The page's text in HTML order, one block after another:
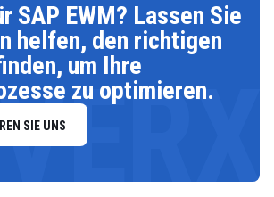
SAP EWM? Lassen Sie
helfen, den richtigen
um Ihre
zu optimieren.
SIE UNS